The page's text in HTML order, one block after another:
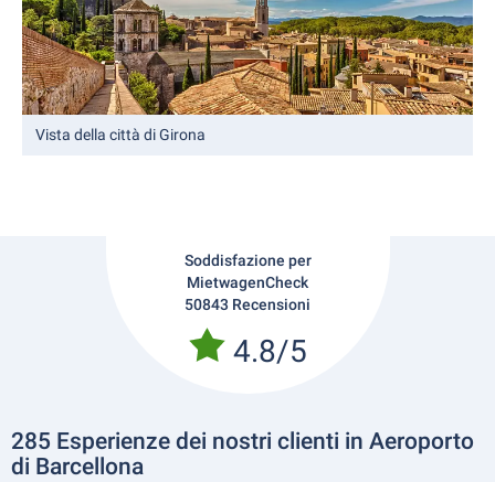
Vista della città di Girona
Soddisfazione per
MietwagenCheck
50843 Recensioni
4.8/5
285 Esperienze dei nostri clienti in Aeroporto
di Barcellona